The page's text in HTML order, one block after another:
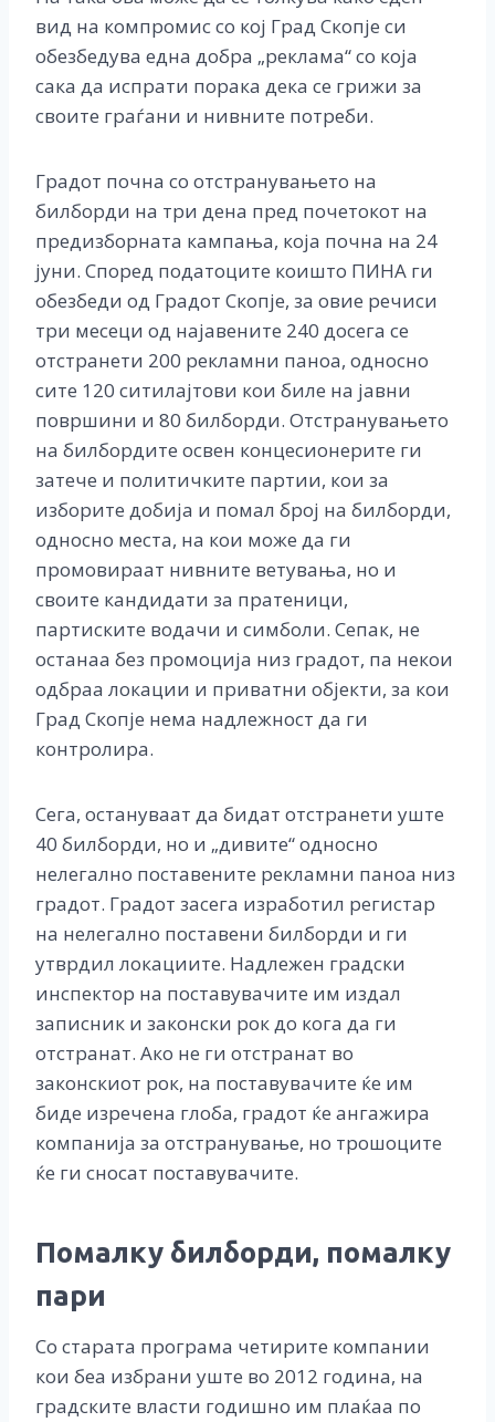
вид на компромис со кој Град Скопје си
обезбедува една добра „реклама“ со која
сака да испрати порака дека се грижи за
своите граѓани и нивните потреби.
Градот почна со отстранувањето на
билборди на три дена пред почетокот на
предизборната кампања, која почна на 24
јуни. Според податоците коишто ПИНА ги
обезбеди од Градот Скопје, за овие речиси
три месеци од најавените 240 досега се
отстранети 200 рекламни паноа, односно
сите 120 ситилајтови кои биле на јавни
површини и 80 билборди. Отстранувањето
на билбордите освен концесионерите ги
затече и политичките партии, кои за
изборите добија и помал број на билборди,
односно места, на кои може да ги
промовираат нивните ветувања, но и
своите кандидати за пратеници,
партиските водачи и симболи. Сепак, не
останаа без промоција низ градот, па некои
одбраа локации и приватни објекти, за кои
Град Скопје нема надлежност да ги
контролира.
Сега, остануваат да бидат отстранети уште
40 билборди, но и „дивите“ односно
нелегално поставените рекламни паноа низ
градот. Градот засега изработил регистар
на нелегално поставени билборди и ги
утврдил локациите. Надлежен градски
инспектор на поставувачите им издал
записник и законски рок до кога да ги
отстранат. Ако не ги отстранат во
законскиот рок, на поставувачите ќе им
биде изречена глоба, градот ќе ангажира
компанија за отстранување, но трошоците
ќе ги сносат поставувачите.
Помалку билборди, помалку
пари
Со старата програма четирите компании
кои беа избрани уште во 2012 година, на
градските власти годишно им плаќаа по